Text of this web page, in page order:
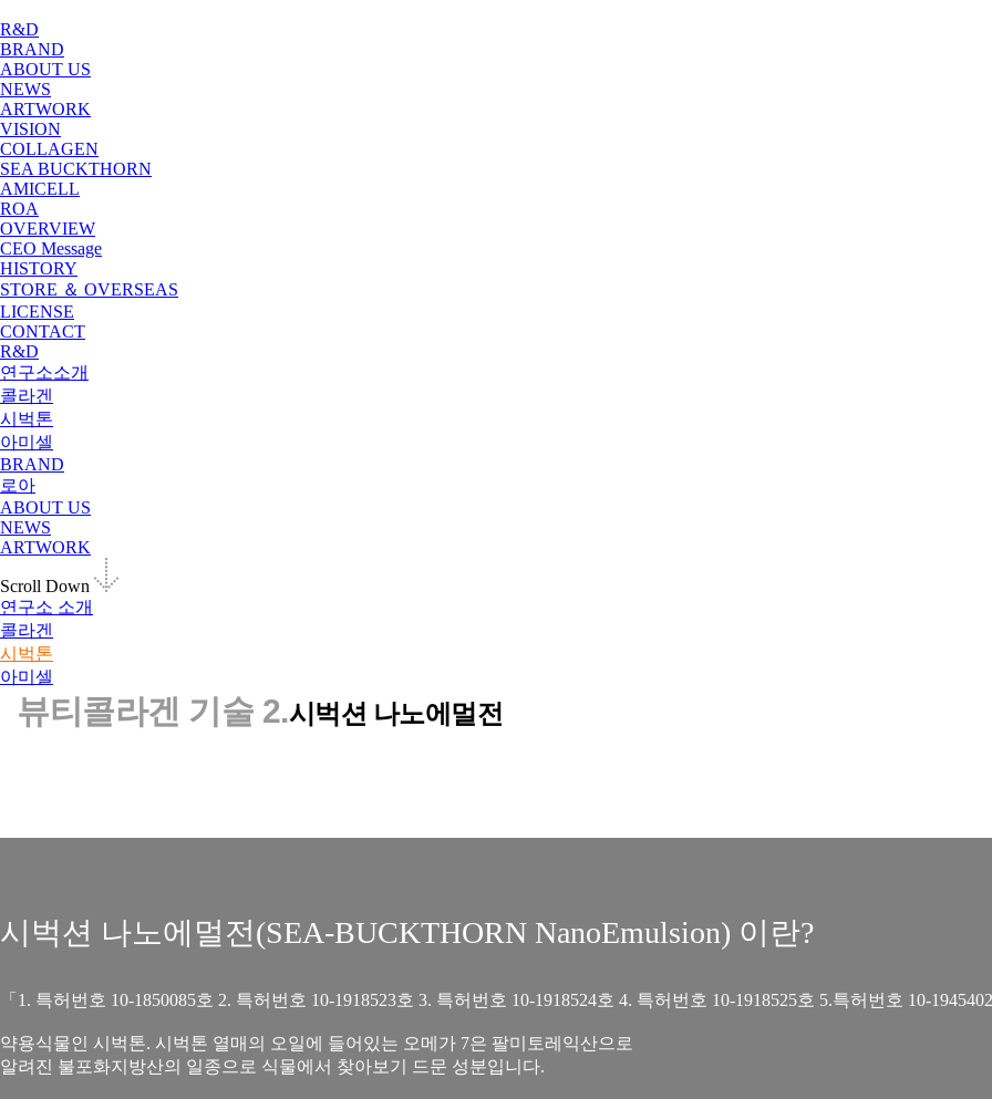
R&D
BRAND
ABOUT US
NEWS
ARTWORK
VISION
COLLAGEN
SEA BUCKTHORN
AMICELL
ROA
OVERVIEW
CEO Message
HISTORY
STORE ＆ OVERSEAS
LICENSE
CONTACT
R&D
연구소소개
콜라겐
시벅톤
아미셀
BRAND
로아
ABOUT US
NEWS
ARTWORK
Scroll Down
연구소 소개
콜라겐
시벅톤
아미셀
뷰티콜라겐 기술 2.시벅션 나노에멀전
시벅션 나노에멀전(SEA-BUCKTHORN NanoEmulsion) 이란?
「1. 특허번호 10-1850085호 2. 특허번호 10-1918523호 3. 특허번호 10-1918524호 4. 특허번호 10-1918525호 5.특허번호 10-
약용식물인 시벅톤. 시벅톤 열매의 오일에 들어있는 오메가 7은 팔미토레익산으로
알려진 불포화지방산의 일종으로 식물에서 찾아보기 드문 성분입니다.